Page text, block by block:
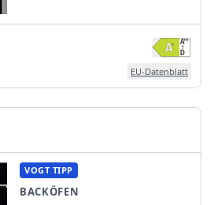
EU-Datenblatt
VOGT TIPP
BACKÖFEN